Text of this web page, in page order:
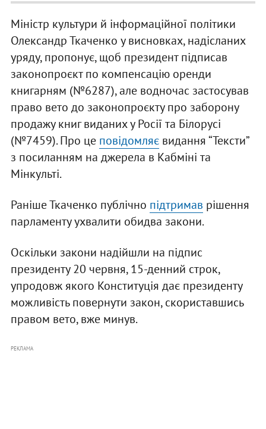
Міністр культури й інформаційної політики
Олександр Ткаченко у висновках, надісланих
уряду, пропонує, щоб президент підписав
законопроєкт по компенсацію оренди
книгарням (№6287), але водночас застосував
право вето до законопроєкту про заборону
продажу книг виданих у Росії та Білорусі
(№7459). Про це повідомляєвидання “Тексти”
з посиланням на джерела в Кабміні та
Мінкульті.
Раніше Ткаченко публічно підтримав рішення
парламенту ухвалити обидва закони.
Оскільки закони надійшли на підпис
президенту 20 червня, 15-денний строк,
упродовж якого Конституція дає президенту
можливість повернути закон, скориставшись
правом вето, вже минув.
РЕКЛАМА